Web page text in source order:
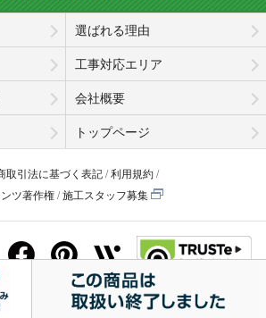
選ばれる理由
工事対応エリア
会社概要
トップページ
取引法に基づく表記
利用規約
ツ著作権
施工スタッフ募集
Inc. 2001-2026